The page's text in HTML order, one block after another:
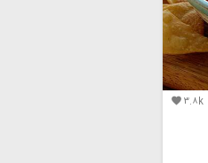
۳.۸k 